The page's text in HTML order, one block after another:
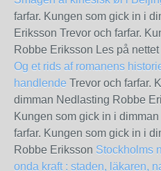
farfar. Kungen som gick in i
Eriksson Trevor och farfar.
Robbe Eriksson Les på nettet
Og et rids af romanens
handlende Trevor och farfar.
dimman Nedlasting Robbe
Kungen som gick in i
farfar. Kungen som gick in i
Robbe Eriksson Stockholms
onda kraft : staden, läkaren,